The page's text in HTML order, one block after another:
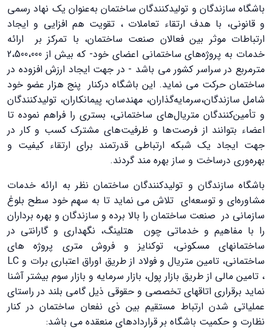
باشگاه سازندگان و تولیدکنندگان ساختمان به‌عنوان یک نهاد رسمی
و قانونی، با هدف ارتقاء تعاملات ، تقویت هم‌ افزایی و ایجاد
ارتباطات موثر بین فعالان صنعت ساختمان، با تمرکز بر ارائه
خدمات به پروژه‌های ساختمانی اعضای خود- که بیش از 2،500،000
مترمربع در سراسر کشور می باشد - در جهت ایجاد ارزش افزوده در
ساختمان حرکت می‌ نماید. این باشگاه درکنار پنج هزار عضو خود
شامل سازندگان،سرمايه‌گذاران، مهندسان، پیمانکاران، تولیدکنندگان
و تأمین‌کنندگان متریال‌های ساختمانی، بستری را فراهم نموده تا
اعضاء بتوانند از فرصت‌ها و ظرفیت‌های مشترک کسب و کار در
جهت ایجاد یک شبکه ارتباطی قدرتمند برای ارتقاء کیفیت و
بهره‌وری درساخت و ساز بهره مند گردند.
باشگاه سازندگان و تولیدکنندگان ساختمان نظر به ارائه خدمات
مشاوره‌ای و توسعه‌ای تلاش می‌ نماید تا به سهم خود سطح بلوغ
سازمانی در صنعت ساختمان را بالا برده و سازندگان و بهره برداران
را با مفاهیم و خدماتی چون هتلینگ، نگهداری و گارانتی در
ساختمانهای مسکونی، توکنایز و فروش متری پروژه های
ساختمانی، تامین متریال و فولاد از طریق اوراق اعتباری برات و LC
، تامین مالی از طریق بازار پول، بازار سرمایه و بازار سوم بیشتر آشنا
نماید برقراری اتاقهای تخصصی و حقوقی ذیل گامی بلند در راستای
عملیاتی شدن ارتباط مستقیم بین ذی نفعان ساختمان در کنار
نظارت و حکمیت باشگاه بر قراردادهای منعقده می باشد: